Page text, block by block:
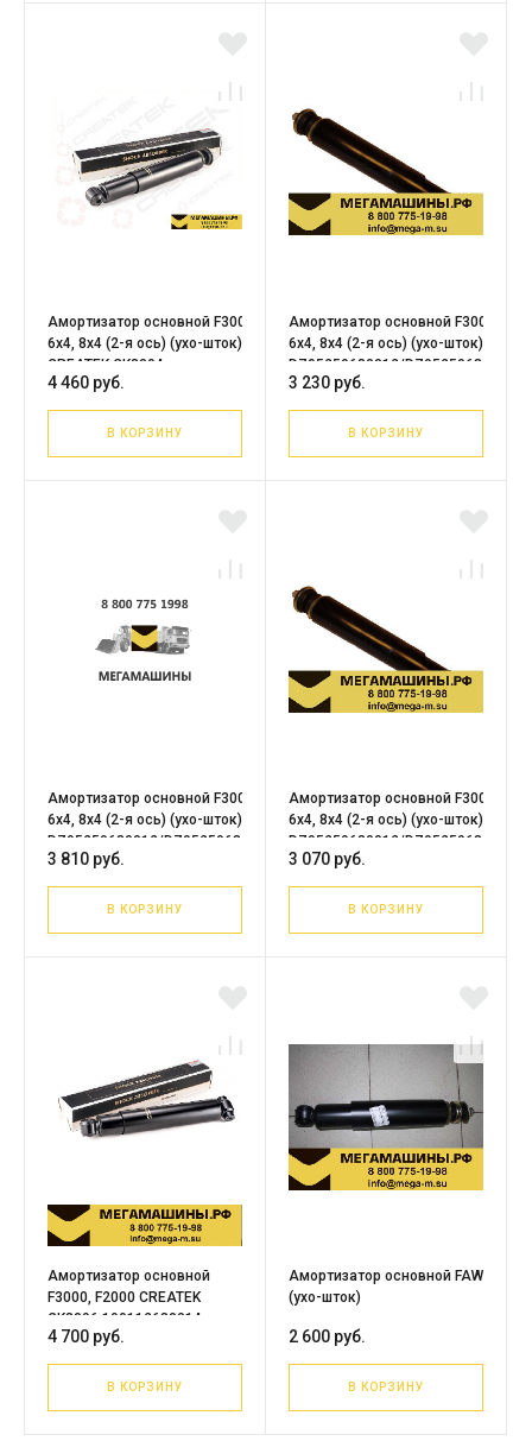
Амортизатор основной F3000
6х4, 8х4 (2-я ось) (ухо-шток)
CREATEK CK8094
DZ95259680012/DZ95259680013
4 460 руб.
В КОРЗИНУ
Амортизатор основной F3000
6х4, 8х4 (2-я ось) (ухо-шток)
DZ95259680012/DZ95259680013
3 230 руб.
В КОРЗИНУ
Амортизатор основной F3000
6х4, 8х4 (2-я ось) (ухо-шток) LEO
DZ95259680012/DZ95259680013
3 810 руб.
В КОРЗИНУ
Амортизатор основной F3000
6х4, 8х4 (2-я ось) (ухо-шток) WT
DZ95259680012/DZ95259680013
3 070 руб.
В КОРЗИНУ
Амортизатор основной
F3000, F2000 CREATEK
CK8096 199112680014
4 700 руб.
В КОРЗИНУ
Амортизатор основной FAW
(ухо-шток)
2 600 руб.
В КОРЗИНУ